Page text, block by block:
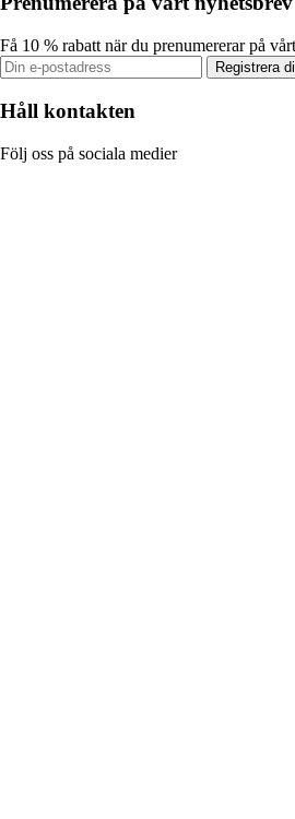
Få 10 % rabatt när du prenumererar på
Registrera
Håll kontakten
Följ oss på sociala medier